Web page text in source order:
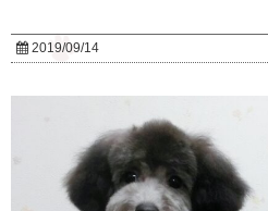
2019/09/14